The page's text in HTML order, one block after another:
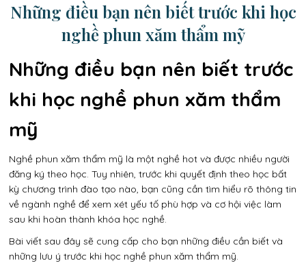
Những điều bạn nên biết trước khi học
nghề phun xăm thẩm mỹ
Những điều bạn nên biết trước
khi học nghề phun xăm thẩm
mỹ
Nghề phun xăm thẩm mỹ là một nghề hot và được nhiều người
đăng ký theo học. Tuy nhiên, trước khi quyết định theo học bất
kỳ chương trình đào tạo nào, bạn cũng cần tìm hiểu rõ thông tin
về ngành nghề để xem xét yếu tố phù hợp và cơ hội việc làm
sau khi hoàn thành khóa học nghề.
Bài viết sau đây sẽ cung cấp cho bạn những điều cần biết và
những lưu ý trước khi học nghề phun xăm thẩm mỹ.